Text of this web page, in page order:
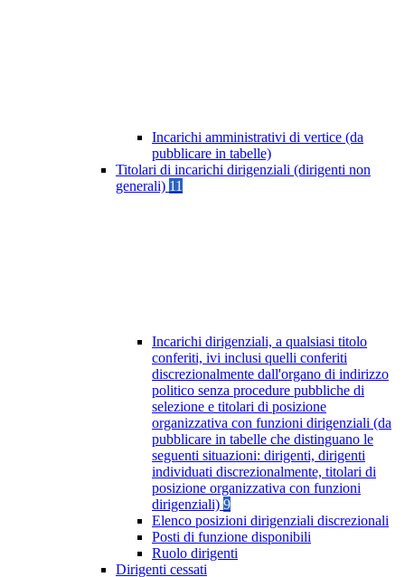
Incarichi amministrativi di vertice (da
pubblicare in tabelle)
Titolari di incarichi dirigenziali (dirigenti non
generali) 11
Incarichi dirigenziali, a qualsiasi titolo
conferiti, ivi inclusi quelli conferiti
discrezionalmente dall'organo di indirizzo
politico senza procedure pubbliche di
selezione e titolari di posizione
organizzativa con funzioni dirigenziali (da
pubblicare in tabelle che distinguano le
seguenti situazioni: dirigenti, dirigenti
individuati discrezionalmente, titolari di
posizione organizzativa con funzioni
dirigenziali) 9
Elenco posizioni dirigenziali discrezionali
Posti di funzione disponibili
Ruolo dirigenti
Dirigenti cessati